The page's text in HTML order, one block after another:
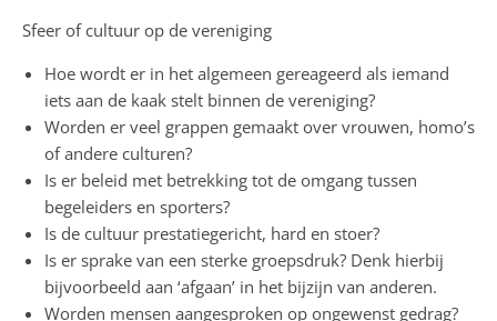
Sfeer of cultuur op de vereniging
Hoe wordt er in het algemeen gereageerd als iemand
iets aan de kaak stelt binnen de vereniging?
Worden er veel grappen gemaakt over vrouwen, homo’s
of andere culturen?
Is er beleid met betrekking tot de omgang tussen
begeleiders en sporters?
Is de cultuur prestatiegericht, hard en stoer?
Is er sprake van een sterke groepsdruk? Denk hierbij
bijvoorbeeld aan ‘afgaan’ in het bijzijn van anderen.
Worden mensen aangesproken op ongewenst gedrag?